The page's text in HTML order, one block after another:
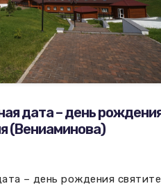
дата – день
(Вениаминова)
– день рождения